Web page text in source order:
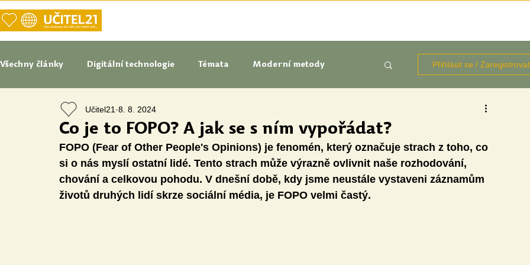
Všechny články Digitální technologie Témata Moderní metody
Tipy do pedagogické praxe
Senátoři blogují Naše praxe České školství Aktuálně Výzkumy
Přihlásit se /
Co je to FOPO? A jak se s ním vypořádat?
Učitel21 8. 8. 2024
FOPO (Fear of Other People's Opinions) je fenomén, který označuje strach z toho, co
si o nás myslí ostatní lidé. Tento strach může výrazně ovlivnit naše rozhodování,
chování a celkovou pohodu. V dnešní době, kdy jsme neustále vystaveni záznamům
životů druhých lidí skrze sociální média, je FOPO velmi častý.